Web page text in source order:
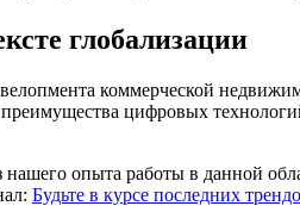
глобализации
коммерческой
цифровых
опыта работы в данной
Будьте в курсе последних